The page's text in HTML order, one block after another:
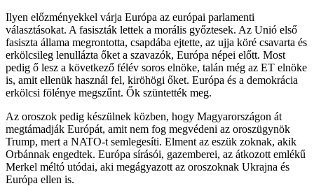
Ilyen előzményekkel várja Európa az európai parlamenti
választásokat. A fasiszták lettek a morális győztesek. Az Unió első
fasiszta állama megrontotta, csapdába ejtette, az ujja köré csavarta és
erkölcsileg lenullázta őket a szavazók, Európa népei előtt. Most
pedig ő lesz a következő félév soros elnöke, talán még az ET elnöke
is, amit ellenük használ fel, kiröhögi őket. Európa és a demokrácia
erkölcsi fölénye megszűnt. Ők szüntették meg.
Az oroszok pedig készülnek közben, hogy Magyarországon át
megtámadják Európát, amit nem fog megvédeni az oroszügynök
Trump, mert a NATO-t semlegesíti. Elment az eszük zoknak, akik
Orbánnak engedtek. Európa sírásói, gazemberei, az átkozott emlékű
Merkel méltó utódai, aki megágyazott az oroszoknak Ukrajna és
Európa ellen is.